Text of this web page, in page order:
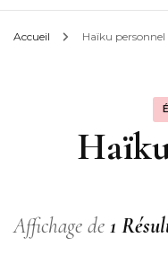
Accueil Haïku personnel
Affichage de 1